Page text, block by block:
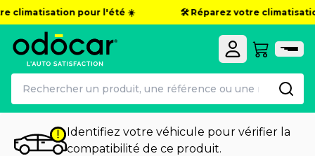
climatisation pour l'été ☀️ 🛠️ Réparez votre
Identifiez votre véhicule pour vérifier la
compatibilité de ce produit.